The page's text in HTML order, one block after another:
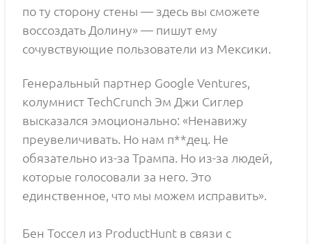
по ту сторону стены — здесь вы сможете
воссоздать Долину» — пишут ему
сочувствующие пользователи из Мексики.
Генеральный партнер Google Ventures,
колумнист TechCrunch Эм Джи Сиглер
высказался эмоционально: «Ненавижу
преувеличивать. Но нам п**дец. Не
обязательно из-за Трампа. Но из-за людей,
которые голосовали за него. Это
единственное, что мы можем исправить».
Бен Тоссел из ProductHunt в связи с